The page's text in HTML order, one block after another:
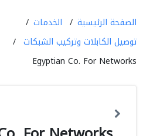
الصفحة الرئيسية
الخدمات
توصيل الكابلات وتركيب الشبكات
Egyptian Co. For Networks